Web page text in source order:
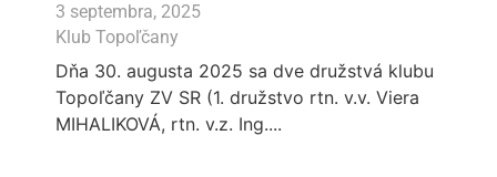
3 septembra, 2025
Klub Topoľčany
Dňa 30. augusta 2025 sa dve družstvá klubu
Topoľčany ZV SR (1. družstvo rtn. v.v. Viera
MIHALIKOVÁ, rtn. v.z. Ing....